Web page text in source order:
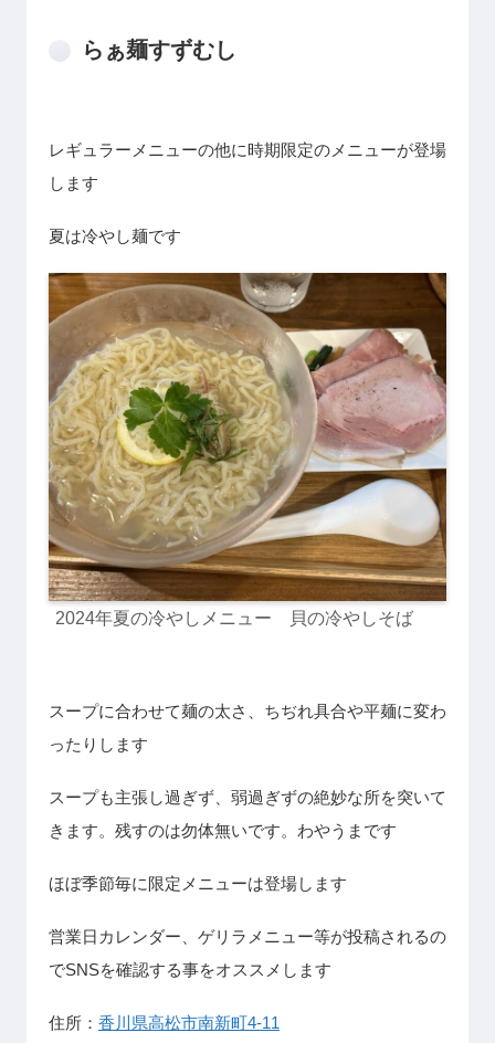
らぁ麺すずむし
レギュラーメニューの他に時期限定のメニューが登場
します
夏は冷やし麺です
2024年夏の冷やしメニュー 貝の冷やしそば
スープに合わせて麺の太さ、ちぢれ具合や平麺に変わ
ったりします
スープも主張し過ぎず、弱過ぎずの絶妙な所を突いて
きます。残すのは勿体無いです。わやうまです
ほぼ季節毎に限定メニューは登場します
営業日カレンダー、ゲリラメニュー等が投稿されるの
でSNSを確認する事をオススメします
住所： 香川県高松市南新町4-11